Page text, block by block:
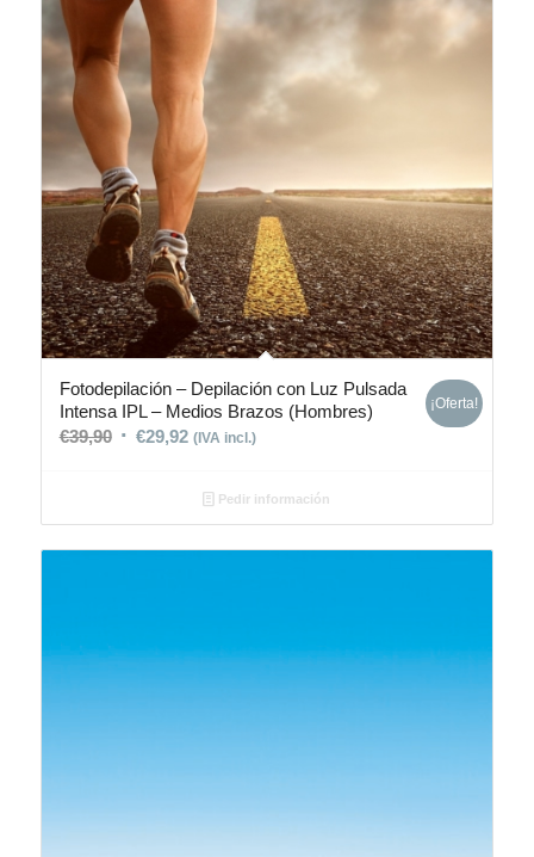
Fotodepilación – Depilación con Luz Pulsada
Intensa IPL – Medios Brazos (Hombres)
€39,90 €29,92 (IVA incl.)
¡Oferta!
Pedir información